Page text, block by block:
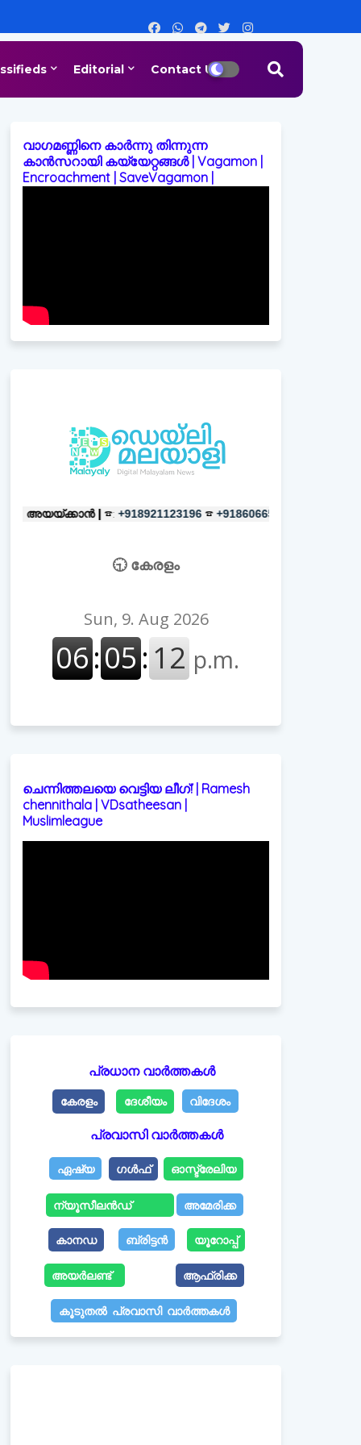
Editorial Contact Us
വാഗമണ്ണിനെ കാർന്നു തിന്നുന്ന
കാൻസറായി കയ്യേറ്റങ്ങൾ | Vagamon |
Encroachment | SaveVagamon |
| ☎: +918921123196 ☎ +918606657037 പരസ്യങ്ങൾക്ക്
🕤 കേരളം
ചെന്നിത്തലയെ വെട്ടിയ ലീഗ്! | Ramesh
chennithala | VDsatheesan |
Muslimleague
പ്രധാന വാർത്തകൾ
കേരളം ദേശീയം വിദേശം
പ്രവാസി വാർത്തകൾ
ഏഷ്യ ഗൾഫ് ഓസ്ട്രേലിയ
ന്യൂസീലൻഡ് അമേരിക്ക
കാനഡ ബ്രിട്ടൻ യൂറോപ്പ്
അയർലണ്ട് ആഫ്രിക്ക
കൂടുതൽ പ്രവാസി വാർത്തകൾ